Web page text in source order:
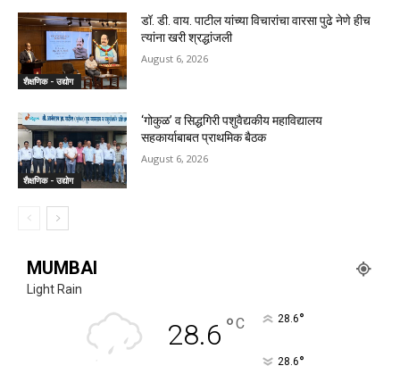
शैक्षणिक - उद्योग
डॉ. डी. वाय. पाटील यांच्या विचारांचा वारसा पुढे नेणे हीच
त्यांना खरी श्रद्धांजली
August 6, 2026
शैक्षणिक - उद्योग
‘गोकुळ’ व सिद्धगिरी पशुवैद्यकीय महाविद्यालय
सहकार्याबाबत प्राथमिक बैठक
August 6, 2026
MUMBAI
Light Rain
28.6 °C 28.6°
28.6